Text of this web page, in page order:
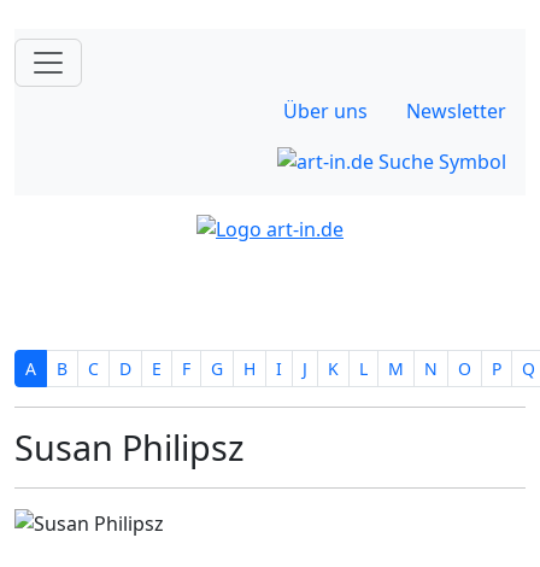
Über uns Newsletter
A B C D E F G H I J K L M N O P Q
Susan Philipsz